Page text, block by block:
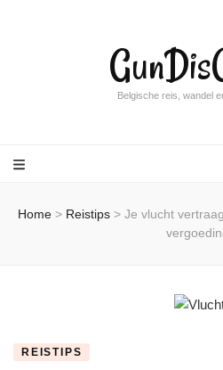
Belgische reis, wandel
Home > Reistips > Je vlucht
REISTIPS